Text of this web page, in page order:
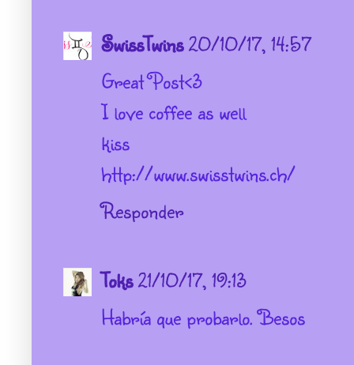
SwissTwins20/10/17, 14:57
Great Post<3
I love coffee as well
kiss
http://www.swisstwins.ch/
Responder
Toks21/10/17, 19:13
Habría que probarlo. Besos